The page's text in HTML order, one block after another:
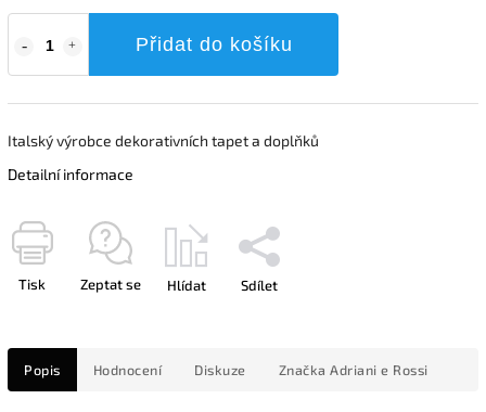
Přidat do košíku
Italský výrobce dekorativních tapet a doplňků
Detailní informace
Tisk Zeptat se Hlídat Sdílet
Popis Hodnocení Diskuze Značka Adriani e Rossi